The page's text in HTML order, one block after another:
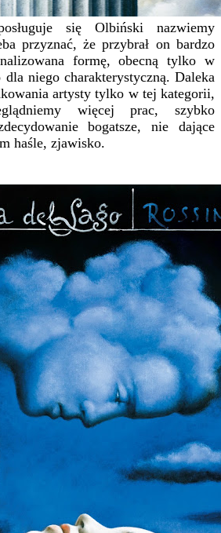
się Olbiński nazwiemy
przyznać, że przybrał on bardzo
formę, obecną tylko w
niego charakterystyczną. Daleka
artysty tylko w tej kategorii,
więcej prac, szybko
bogatsze, nie dające
haśle, zjawisko.